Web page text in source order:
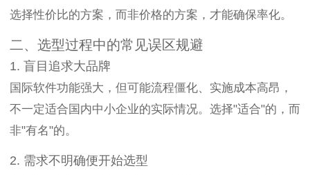
选择性价比的方案，而非价格的方案，才能确保率化。
二、选型过程中的常见误区规避
1. 盲目追求大品牌
国际软件功能强大，但可能流程僵化、实施成本高昂，
不一定适合国内中小企业的实际情况。选择"适合"的，而
非"有名"的。
2. 需求不明确便开始选型